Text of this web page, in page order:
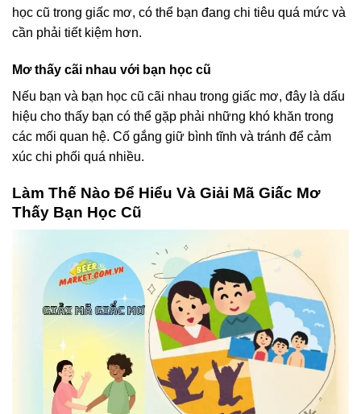
học cũ trong giấc mơ, có thể bạn đang chi tiêu quá mức và
cần phải tiết kiệm hơn.
Mơ thấy cãi nhau với bạn học cũ
Nếu bạn và bạn học cũ cãi nhau trong giấc mơ, đây là dấu
hiệu cho thấy bạn có thể gặp phải những khó khăn trong
các mối quan hệ. Cố gắng giữ bình tĩnh và tránh để cảm
xúc chi phối quá nhiều.
Làm Thế Nào Để Hiểu Và Giải Mã Giấc Mơ
Thấy Bạn Học Cũ